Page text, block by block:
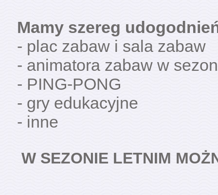
Mamy szereg
- plac zabaw i sala zabaw
- animatora zabaw w
- PING-PONG
- gry edukacyjne
- inne
W SEZONIE LETNIM